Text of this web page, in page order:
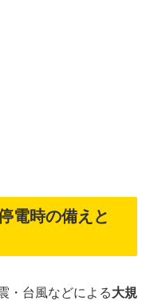
電時の備えと
・台風などによる大規